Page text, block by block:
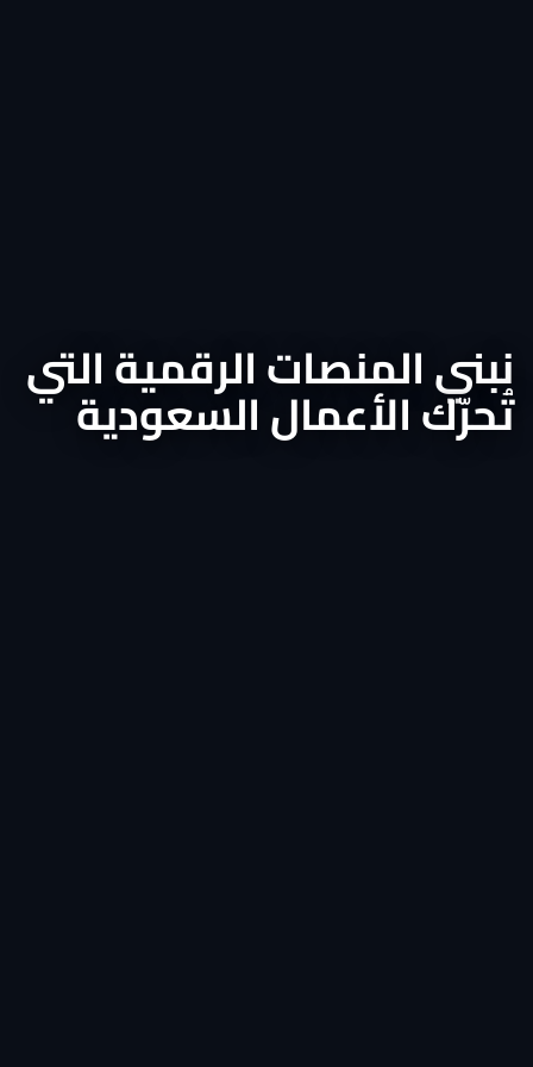
نبني المنصات الرقمية التي
تُحرّك الأعمال السعودية